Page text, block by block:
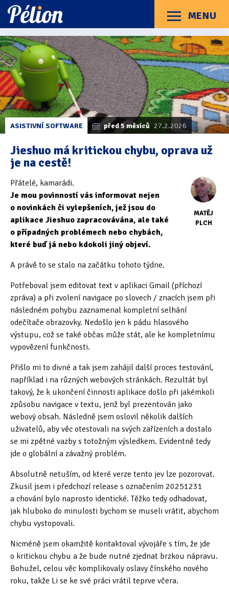
Přejít
na
štítky
Přejít
na
kategorie
Přejít
na
obsah
MENU
Menu
Články
Příručky O Pélionu Kontakt
Hledání
Kategorie článků
Dotazníky
(3)
Hardware(163)
Braillské řádky(31)
Lupy
Mobilní zařízení
Počítače a notebooky
Zápisníky(7)
Názory & zkušenosti(143)
Oficiální materiály(57)
Pozvánky & oznámení
Pracuji sluchem(564)
Pracuji sluchem a hmatem
(566)
Pracuji zrakem(456)
Služby(115)
Software(503)
Asistivní software(428)
Běžný software (284)
Tipy & triky (17)
ASISTIVNÍ SOFTWARE před 5 měsíců 27.2.2026
Jieshuo má kritickou chybu, oprava už
je na cestě!
MATĚJ
PLCH
Přátelé, kamarádi.
Je mou povinností vás informovat nejen
o novinkách či vylepšeních, jež jsou do
aplikace Jieshuo zapracovávána, ale také
o případných problémech nebo chybách,
které buď já nebo kdokoli jiný objeví.
A právě to se stalo na začátku tohoto týdne.
Potřeboval jsem editovat text v aplikaci Gmail (příchozí
zpráva) a při zvolení navigace po slovech / znacích jsem při
následném pohybu zaznamenal kompletní selhání
odečítače obrazovky. Nedošlo jen k pádu hlasového
výstupu, což se také občas může stát, ale ke kompletnímu
vypovězení funkčnosti.
Přišlo mi to divné a tak jsem zahájil další proces testování,
například i na různých webových stránkách. Rezultát byl
takový, že k ukončení činnosti aplikace došlo při jakémkoli
způsobu navigace v textu, jenž byl prezentován jako
webový obsah. Následně jsem oslovil několik dalších
uživatelů, aby věc otestovali na svých zařízeních a dostalo
se mi zpětné vazby s totožným výsledkem. Evidentně tedy
jde o globální a závažný problém.
Absolutně netuším, od které verze tento jev lze pozorovat.
Zkusil jsem i předchozí release s označením 20251231
a chování bylo naprosto identické. Těžko tedy odhadovat,
jak hluboko do minulosti bychom se museli vrátit, abychom
chybu vystopovali.
Nicméně jsem okamžitě kontaktoval vývojáře s tím, že jde
o kritickou chybu a že bude nutné zjednat brzkou nápravu.
Bohužel, celou věc komplikovaly oslavy čínského nového
roku, takže Li se ke své práci vrátil teprve včera.